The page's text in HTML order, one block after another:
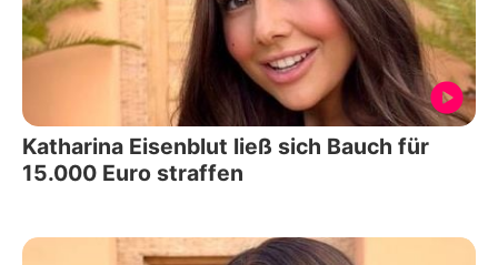
Katharina Eisenblut ließ sich Bauch für
15.000 Euro straffen